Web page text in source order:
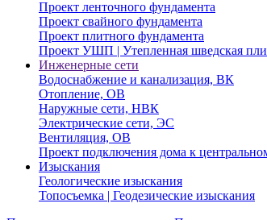
Проект ленточного фундамента
Проект свайного фундамента
Проект плитного фундамента
Проект УШП | Утепленная шведская
Инженерные сети
Водоснабжение и канализация, ВК
Отопление, ОВ
Наружные сети, НВК
Электрические сети, ЭС
Вентиляция, ОВ
Проект подключения дома к
Изыскания
Геологические изыскания
Топосъемка | Геодезические изыскания